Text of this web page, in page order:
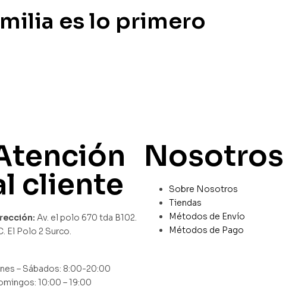
es lo primero
cliente
Av. el polo 670 tda B102.
El Polo 2 Surco.
– Sábados: 8:00-20:00
10:00 – 19:00
Nosotros
Sobre Nosotros
Tiendas
Métodos de Envío
Métodos de Pago